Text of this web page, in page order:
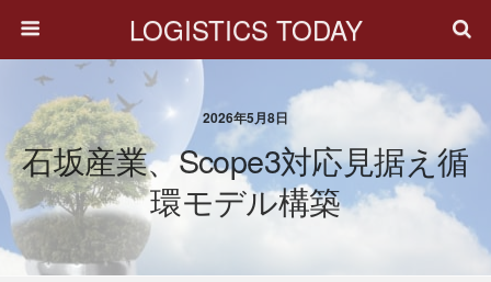
LOGISTICS TODAY
2026年5月8日
石坂産業、Scope3対応見据え循
環モデル構築